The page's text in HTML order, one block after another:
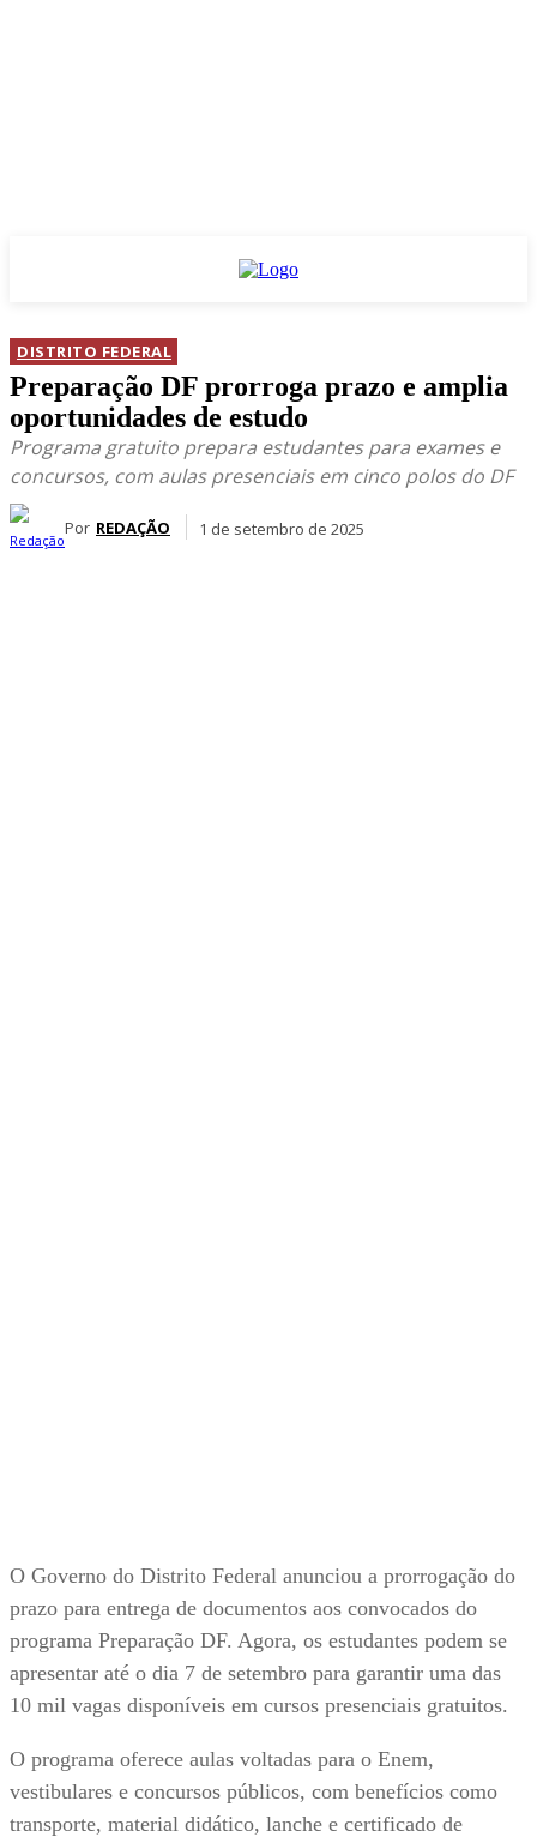
DISTRITO FEDERAL
Preparação DF prorroga prazo e amplia
oportunidades de estudo
Programa gratuito prepara estudantes para exames e
concursos, com aulas presenciais em cinco polos do DF
Por REDAÇÃO 1 de setembro de 2025
O Governo do Distrito Federal anunciou a prorrogação do
prazo para entrega de documentos aos convocados do
programa Preparação DF. Agora, os estudantes podem se
apresentar até o dia 7 de setembro para garantir uma das
10 mil vagas disponíveis em cursos presenciais gratuitos.
O programa oferece aulas voltadas para o Enem,
vestibulares e concursos públicos, com benefícios como
transporte, material didático, lanche e certificado de